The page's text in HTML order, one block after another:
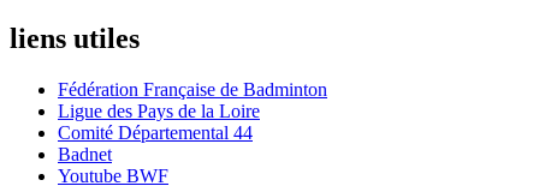
liens utiles
Fédération Française de Badminton
Ligue des Pays de la Loire
Comité Départemental 44
Badnet
Youtube BWF